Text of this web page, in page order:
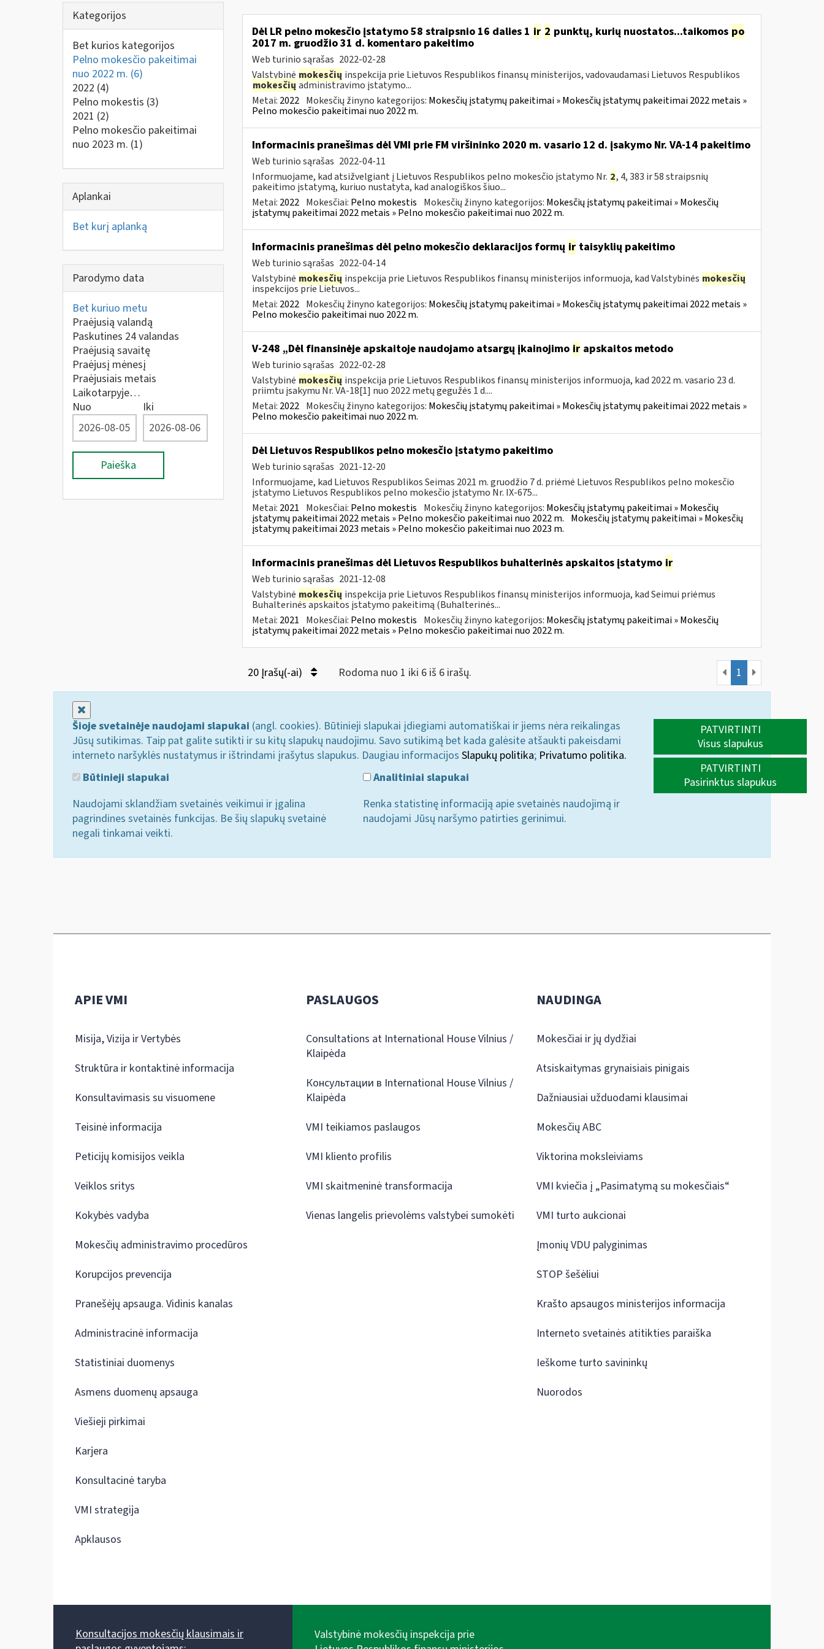
Kategorijos
Bet kurios kategorijos
Pelno mokesčio pakeitimai
nuo 2022 m. (6)
2022 (4)
Pelno mokestis (3)
2021 (2)
Pelno mokesčio pakeitimai
nuo 2023 m. (1)
Aplankai
Bet kurį aplanką
Parodymo data
Bet kuriuo metu
Praėjusią valandą
Paskutines 24 valandas
Praėjusią savaitę
Praėjusį mėnesį
Praėjusiais metais
Laikotarpyje…
Nuo
Iki
Paieška
Dėl LR pelno mokesčio įstatymo 58 straipsnio 16 dalies 1 ir 2 punktų, kurių nuostatos...taikomos po
2017 m. gruodžio 31 d. komentaro pakeitimo
Web turinio sąrašas 2022-02-28
Valstybinė mokesčių inspekcija prie Lietuvos Respublikos finansų ministerijos, vadovaudamasi Lietuvos Respublikos
mokesčių administravimo įstatymo...
Metai: 2022 Mokesčių žinyno kategorijos: Mokesčių įstatymų pakeitimai » Mokesčių įstatymų pakeitimai 2022 metais »
Pelno mokesčio pakeitimai nuo 2022 m.
Informacinis pranešimas dėl VMI prie FM viršininko 2020 m. vasario 12 d. įsakymo Nr. VA-14 pakeitimo
Web turinio sąrašas 2022-04-11
Informuojame, kad atsižvelgiant į Lietuvos Respublikos pelno mokesčio įstatymo Nr. 2, 4, 383 ir 58 straipsnių
pakeitimo įstatymą, kuriuo nustatyta, kad analogiškos šiuo...
Metai: 2022 Mokesčiai: Pelno mokestis Mokesčių žinyno kategorijos: Mokesčių įstatymų pakeitimai » Mokesčių
įstatymų pakeitimai 2022 metais » Pelno mokesčio pakeitimai nuo 2022 m.
Informacinis pranešimas dėl pelno mokesčio deklaracijos formų irtaisyklių pakeitimo
Web turinio sąrašas 2022-04-14
Valstybinė mokesčių inspekcija prie Lietuvos Respublikos finansų ministerijos informuoja, kad Valstybinės mokesčių
inspekcijos prie Lietuvos...
Metai: 2022 Mokesčių žinyno kategorijos: Mokesčių įstatymų pakeitimai » Mokesčių įstatymų pakeitimai 2022 metais »
Pelno mokesčio pakeitimai nuo 2022 m.
V-248 „Dėl finansinėje apskaitoje naudojamo atsargų įkainojimo irapskaitos metodo
Web turinio sąrašas 2022-02-28
Valstybinė mokesčių inspekcija prie Lietuvos Respublikos finansų ministerijos informuoja, kad 2022 m. vasario 23 d.
priimtu įsakymu Nr. VA-18[1] nuo 2022 metų gegužės 1 d....
Metai: 2022 Mokesčių žinyno kategorijos: Mokesčių įstatymų pakeitimai » Mokesčių įstatymų pakeitimai 2022 metais »
Pelno mokesčio pakeitimai nuo 2022 m.
Dėl Lietuvos Respublikos pelno mokesčio įstatymo pakeitimo
Web turinio sąrašas 2021-12-20
Informuojame, kad Lietuvos Respublikos Seimas 2021 m. gruodžio 7 d. priėmė Lietuvos Respublikos pelno mokesčio
įstatymo Lietuvos Respublikos pelno mokesčio įstatymo Nr. IX-675...
Metai: 2021 Mokesčiai: Pelno mokestis Mokesčių žinyno kategorijos: Mokesčių įstatymų pakeitimai » Mokesčių
įstatymų pakeitimai 2022 metais » Pelno mokesčio pakeitimai nuo 2022 m. Mokesčių įstatymų pakeitimai » Mokesčių
įstatymų pakeitimai 2023 metais » Pelno mokesčio pakeitimai nuo 2023 m.
Informacinis pranešimas dėl Lietuvos Respublikos buhalterinės apskaitos įstatymo ir
Web turinio sąrašas 2021-12-08
Valstybinė mokesčių inspekcija prie Lietuvos Respublikos finansų ministerijos informuoja, kad Seimui priėmus
Buhalterinės apskaitos įstatymo pakeitimą (Buhalterinės...
Metai: 2021 Mokesčiai: Pelno mokestis Mokesčių žinyno kategorijos: Mokesčių įstatymų pakeitimai » Mokesčių
įstatymų pakeitimai 2022 metais » Pelno mokesčio pakeitimai nuo 2022 m.
20 Įrašų(-ai) Rodoma nuo 1 iki 6 iš 6 irašų. 1
Šioje svetainėje naudojami slapukai (angl. cookies). Būtinieji slapukai įdiegiami automatiškai ir jiems nėra reikalingas
Jūsų sutikimas. Taip pat galite sutikti ir su kitų slapukų naudojimu. Savo sutikimą bet kada galėsite atšaukti pakeisdami
interneto naršyklės nustatymus ir ištrindami įrašytus slapukus. Daugiau informacijos Slapukų politika; Privatumo politika.
Būtinieji slapukai
Naudojami sklandžiam svetainės veikimui ir įgalina
pagrindines svetainės funkcijas. Be šių slapukų svetainė
negali tinkamai veikti.
Analitiniai slapukai
Renka statistinę informaciją apie svetainės naudojimą ir
naudojami Jūsų naršymo patirties gerinimui.
PATVIRTINTI
Visus slapukus
PATVIRTINTI
Pasirinktus slapukus
APIE VMI
Misija, Vizija ir Vertybės
Struktūra ir kontaktinė informacija
Konsultavimasis su visuomene
Teisinė informacija
Peticijų komisijos veikla
Veiklos sritys
Kokybės vadyba
Mokesčių administravimo procedūros
Korupcijos prevencija
Pranešėjų apsauga. Vidinis kanalas
Administracinė informacija
Statistiniai duomenys
Asmens duomenų apsauga
Viešieji pirkimai
Karjera
Konsultacinė taryba
VMI strategija
Apklausos
PASLAUGOS
Consultations at International House Vilnius /
Klaipėda
Консультации в International House Vilnius /
Klaipėda
VMI teikiamos paslaugos
VMI kliento profilis
VMI skaitmeninė transformacija
Vienas langelis prievolėms valstybei sumokėti
NAUDINGA
Mokesčiai ir jų dydžiai
Atsiskaitymas grynaisiais pinigais
Dažniausiai užduodami klausimai
Mokesčių ABC
Viktorina moksleiviams
VMI kviečia į „Pasimatymą su mokesčiais“
VMI turto aukcionai
Įmonių VDU palyginimas
STOP šešėliui
Krašto apsaugos ministerijos informacija
Interneto svetainės atitikties paraiška
Ieškome turto savininkų
Nuorodos
Konsultacijos mokesčių klausimais ir
Valstybinė mokesčių inspekcija prie